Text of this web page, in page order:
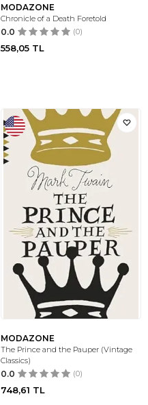
MODAZONE
Chronicle of a Death Foretold
0.0 (0)
558,05 TL
MODAZONE
The Prince and the Pauper (Vintage
Classics)
0.0 (0)
748,61 TL